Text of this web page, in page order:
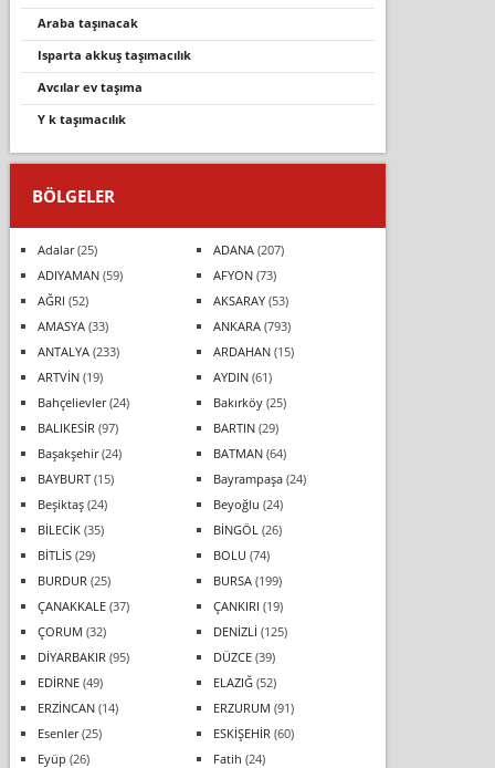
araba taşınacak
isparta akkuş taşımacılık
avcılar ev taşıma
y k taşımacılık
BÖLGELER
Adalar(25) ADANA(207)
ADIYAMAN(59) AFYON(73)
AĞRI (52) AKSARAY(53)
AMASYA(33) ANKARA(793)
ANTALYA(233) ARDAHAN(15)
ARTVİN(19) AYDIN(61)
Bahçelievler(24) Bakırköy(25)
BALIKESİR (97) BARTIN(29)
Başakşehir(24) BATMAN(64)
BAYBURT(15) Bayrampaşa(24)
Beşiktaş(24) Beyoğlu (24)
BİLECİK(35) BİNGÖL (26)
BİTLİS(29) BOLU (74)
BURDUR (25) BURSA(199)
ÇANAKKALE(37) ÇANKIRI (19)
ÇORUM (32) DENİZLİ (125)
DİYARBAKIR (95) DÜZCE(39)
EDİRNE(49) ELAZIĞ(52)
ERZİNCAN(14) ERZURUM (91)
Esenler(25) ESKİŞEHİR (60)
Eyüp (26) Fatih (24)